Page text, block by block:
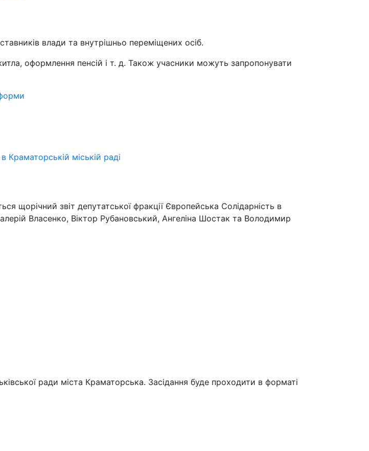
влади та внутрішньо переміщених осіб.
оформлення пенсій і т. д. Також учасники можуть запропонувати
Краматорській міській раді
щорічний звіт депутатської фракції Європейська Солідарність в
Власенко, Віктор Рубановський, Ангеліна Шостак та Володимир
ради міста Краматорська. Засідання буде проходити в форматі